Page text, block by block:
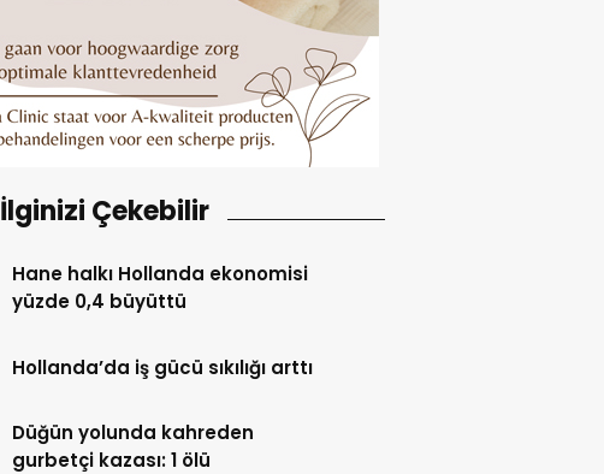
İlginizi Çekebilir
Hane halkı Hollanda ekonomisi
yüzde 0,4 büyüttü
Hollanda’da iş gücü sıkılığı arttı
Düğün yolunda kahreden
gurbetçi kazası: 1 ölü